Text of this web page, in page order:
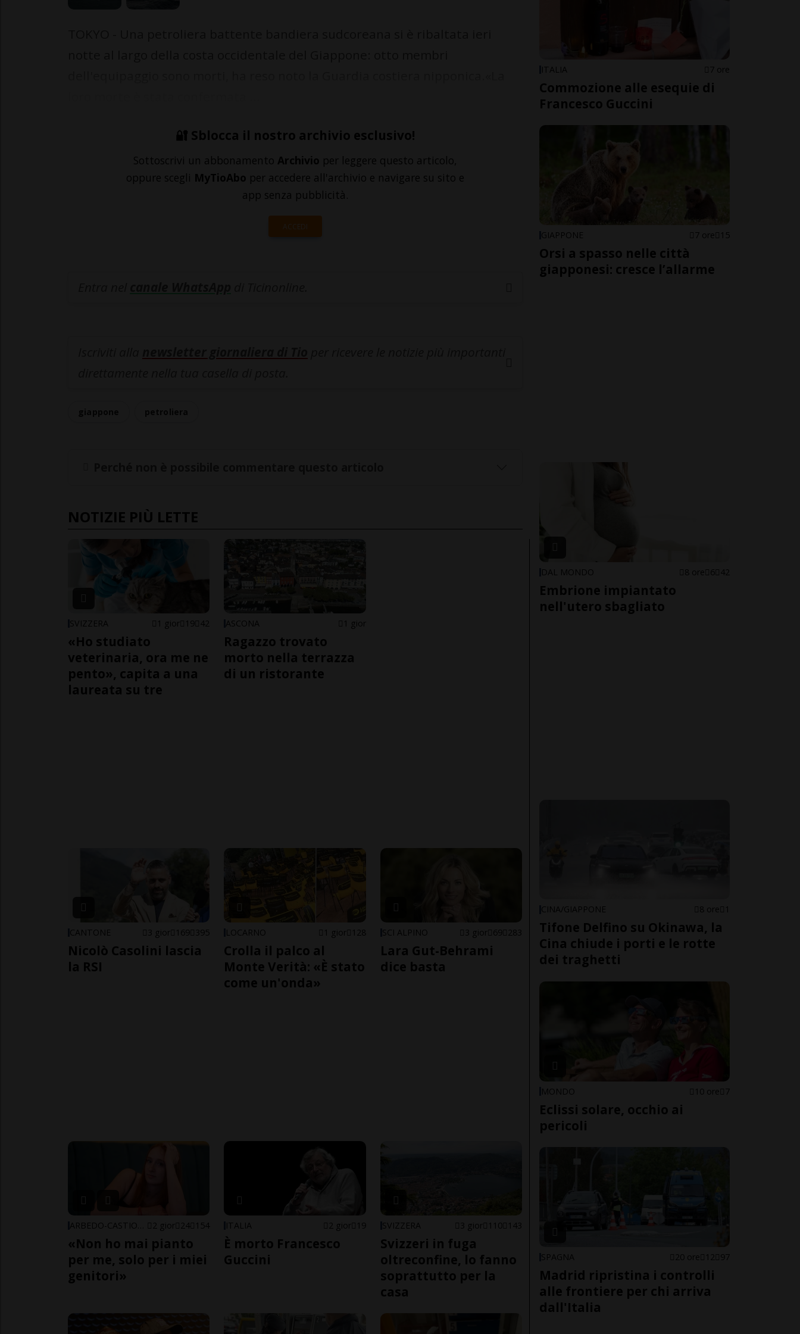
🔐 Sblocca il nostro archivio esclusivo!
Sottoscrivi un abbonamento Archivio per leggere questo articolo,
oppure scegli MyTioAbo per accedere all'archivio e navigare su sito e
app senza pubblicità.
ACCEDI
NOTIZIE PIÙ LETTE
SVIZZERA 1 gior 19 42
«Ho studiato
veterinaria, ora me ne
pento», capita a una
laureata su tre
ASCONA 1 gior
Ragazzo trovato
morto nella terrazza
di un ristorante
CANTONE 3 gior 169 395
Nicolò Casolini lascia
la RSI
LOCARNO 1 gior 128
Crolla il palco al
Monte Verità: «È stato
come un'onda»
SCI ALPINO 3 gior 69 283
Lara Gut-Behrami
dice basta
2 gior 24 154
«Non ho mai pianto
per me, solo per i miei
genitori»
ITALIA 2 gior 19
È morto Francesco
Guccini
SVIZZERA 3 gior 110 143
Svizzeri in fuga
oltreconfine, lo fanno
soprattutto per la
casa
ITALIA 7 ore
Commozione alle esequie di
Francesco Guccini
GIAPPONE 7 ore 15
Orsi a spasso nelle città
giapponesi: cresce l’allarme
DAL MONDO 8 ore 6 42
Embrione impiantato
nell'utero sbagliato
CINA/GIAPPONE 8 ore 1
Tifone Delfino su Okinawa, la
Cina chiude i porti e le rotte
dei traghetti
MONDO 10 ore 7
Eclissi solare, occhio ai
pericoli
SPAGNA 20 ore 12 97
Madrid ripristina i controlli
alle frontiere per chi arriva
dall'Italia